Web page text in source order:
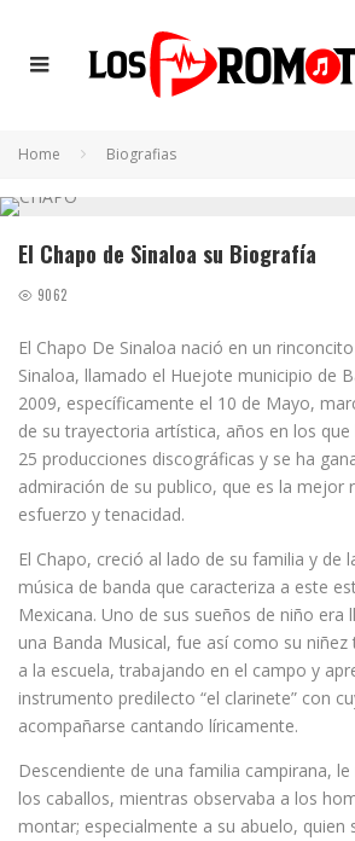
Home Biografias
El Chapo de Sinaloa su Biografía
9062
El Chapo De Sinaloa nació en un
Sinaloa, llamado el Huejote municipio de
2009, específicamente el 10 de Mayo,
de su trayectoria artística, años en los
25 producciones discográficas y se ha
admiración de su publico, que es la mejor
esfuerzo y tenacidad.
El Chapo, creció al lado de su familia y de
música de banda que caracteriza a este
Mexicana. Uno de sus sueños de niño era
una Banda Musical, fue así como su
a la escuela, trabajando en el campo y
instrumento predilecto “el clarinete” con
acompañarse cantando líricamente.
Descendiente de una familia campirana,
los caballos, mientras observaba a los
montar; especialmente a su abuelo, quien